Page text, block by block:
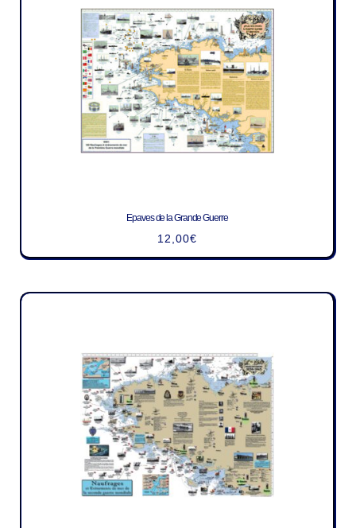
Epaves de la Grande Guerre
12,00€